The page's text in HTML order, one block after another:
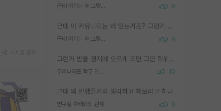
근데 여기는 왜 그렇게 SPK를 물어보는거임? 9
근데 이 커뮤니티는 왜 있는거죠? 그런거 쉽게 물어볼수있어서 있는거 아닌가요? 그렇게 보기 싫으면 커뮤니티도 하지마시지 그러면
근데 여기는 왜 그렇게 SPK를 물어보는거임? 8
그런거 받을 경지에 오르게 되면 그딴 학위명이 필요없음
우리나라도 학구 열풍보면 Higher Doctorate 학위가 필요하다고 봅니다. 10
근데 왜 안했을거라 생각하고 해보라고 하냐
연구실 후배와의 관계 9